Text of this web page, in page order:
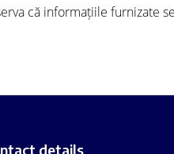
că informațiile furnizate
details